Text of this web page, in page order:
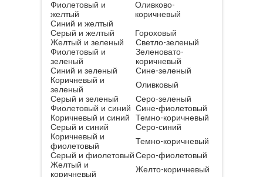
Фиолетовый и
желтый
Оливково-
коричневый
Синий и желтый
Серый и желтый
Гороховый
Желтый и зеленый
Светло-зеленый
Фиолетовый и
зеленый
Зеленовато-
коричневый
Синий и зеленый
Сине-зеленый
Коричневый и
зеленый
Оливковый
Серый и зеленый
Серо-зеленый
Фиолетовый и синий Сине-фиолетовый
Коричневый и синий
Темно-коричневый
Серый и синий
Серо-синий
Коричневый и
фиолетовый
Темно-коричневый
Серый и фиолетовыйСеро-фиолетовый
Желтый и
коричневый
Желто-коричневый